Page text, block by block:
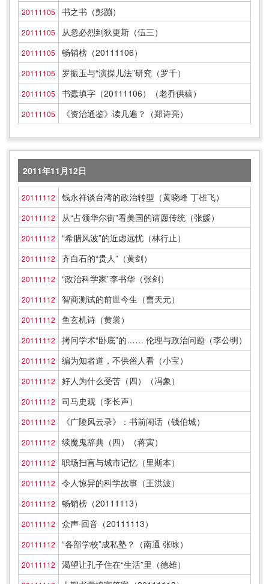
20111105 书之书（彭蹦）
20111105 从忽必烈到狄更斯（伍三）
20111105 畅销榜（20111106）
20111105 罗振玉与“演揲儿法”研究（罗千）
20111105 书蠹填字（20111106）（老乔供稿）
20111105 《资治通鉴》读几遍？（郑诗亮）
2011年11月12日
20111112 钱永祥谈台湾的政治转型（黄晓峰 丁雄飞）
20111112 从“占领华尔街”看美国的请愿传统（张媛）
20111112 “希腊风波”的近虑远忧（林行止）
20111112 齐白石的“贵人”（黄剑）
20111112 “政治科学家”李书华（张剑）
20111112 智商测试的前世今生（曹天元）
20111112 鱼玄机诗（黄裳）
20111112 拷问学术“卧底”的…… 伦理与政治问题（李公明）
20111112 编为知者道，不供俗人看（小宝）
20111112 好人为什么受苦（四）（冯象）
20111112 司马史观（李长声）
20111112 《广陵风云录》：书前闲话（钱伯城）
20111112 续魔鬼辞典（四）（蒋寅）
20111112 职场扫盲与城市记忆（里斯本）
20111112 令人惊异的科学故事（王洪波）
20111112 畅销榜（20111113）
20111112 众声·回音（20111113）
20111112 “各部学校”成私塾？（南通 张咏）
20111112 渴望让孔子住在“生活”里（德雄）